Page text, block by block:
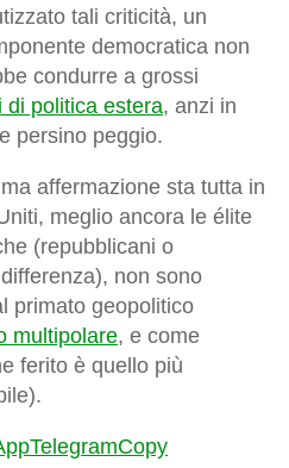
tali criticità, un
democratica non
condurre a grossi
di politica estera, anzi in
persino peggio.
affermazione sta tutta in
meglio ancora le élite
(repubblicani o
non sono
primato geopolitico
multipolare, e come
ferito è quello più
TelegramCopy